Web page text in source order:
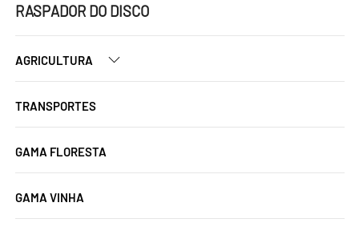
RASPADOR DO DISCO
AGRICULTURA
TRANSPORTES
GAMA FLORESTA
GAMA VINHA